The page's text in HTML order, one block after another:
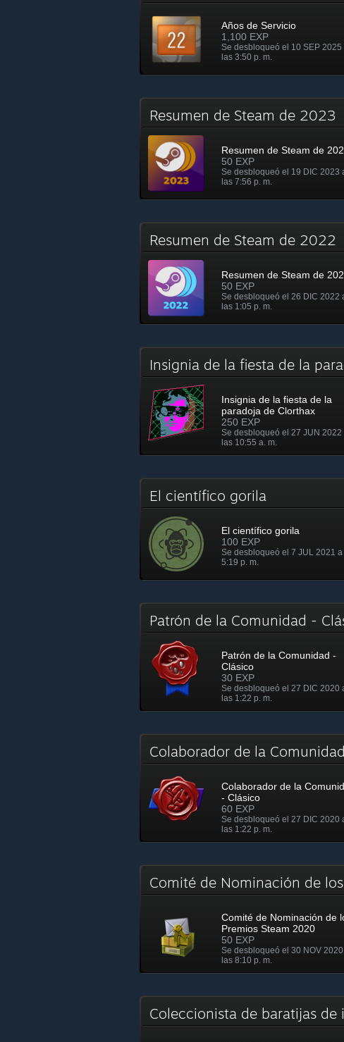
Años de Servicio
1,100 EXP
Se desbloqueó el 10 SEP 2025
las 3:50 p. m.
Resumen de Steam de 2023
Resumen de Steam de
50 EXP
Se desbloqueó el 19 DIC 2023
las 7:56 p. m.
Resumen de Steam de 2022
Resumen de Steam de
50 EXP
Se desbloqueó el 26 DIC 2022
las 1:05 p. m.
Insignia de la fiesta de la
Insignia de la fiesta de la
paradoja de Clorthax
250 EXP
Se desbloqueó el 27 JUN 2022
las 10:55 a. m.
El científico gorila
El científico gorila
100 EXP
Se desbloqueó el 7 JUL 2021
5:19 p. m.
Patrón de la Comunidad -
Patrón de la Comunidad -
Clásico
30 EXP
Se desbloqueó el 27 DIC 2020
las 1:22 p. m.
Colaborador de la
Colaborador de la
- Clásico
60 EXP
Se desbloqueó el 27 DIC 2020
las 1:22 p. m.
Comité de Nominación de
Comité de Nominación de
Premios Steam 2020
50 EXP
Se desbloqueó el 30 NOV
las 8:10 p. m.
Coleccionista de baratijas